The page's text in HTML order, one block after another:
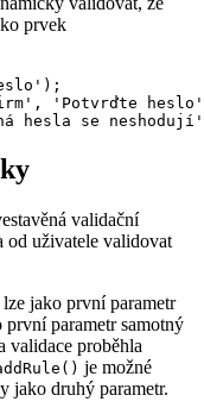
prvek
'Potvrďte
validační
od uživatele validovat
lze jako první parametr
parametr samotný
validace proběhla
je možné
jako druhý parametr.